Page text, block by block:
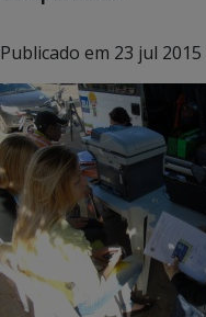
Publicado em 23 jul 2015